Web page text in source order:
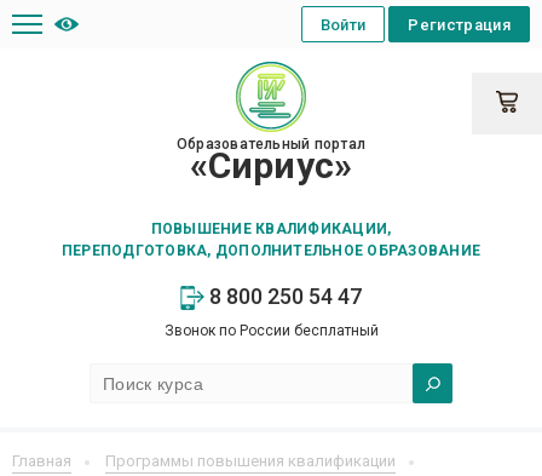
Образовательный портал
«Сириус»
ПОВЫШЕНИЕ КВАЛИФИКАЦИИ,
ПЕРЕПОДГОТОВКА, ДОПОЛНИТЕЛЬНОЕ ОБРАЗОВАНИЕ
8 800 250 54 47
Звонок по России бесплатный
Регистрация
Войти
Главная
Программы повышения квалификации